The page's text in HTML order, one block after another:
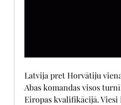
Latvija pret Horvātiju
Abas komandas visos
Eiropas kvalifikācijā.